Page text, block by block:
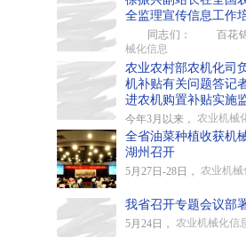
全监理宣传信息工作
同志们： 百花锦
械化信息
农业农村部农机化司
机补贴有关问题答
进农机购置补贴实施
今年3月以来， 农业机械
全省油菜种植收获机
湖州召开
5月27日-28日， 农业机械
我省召开专题会议部
5月24日， 农业机械化信